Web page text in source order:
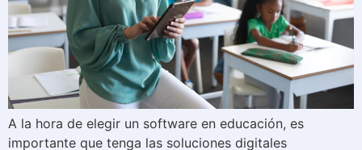
A la hora de elegir un software en educación, es
importante que tenga las soluciones digitales